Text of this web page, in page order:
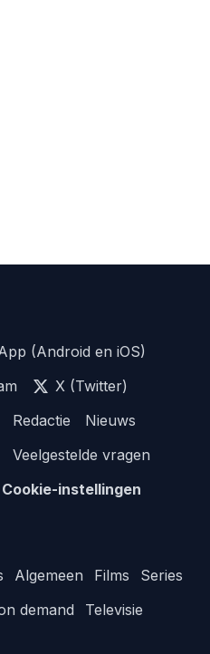
(Android en iOS)
X (Twitter)
Redactie
Nieuws
Veelgestelde vragen
Cookie-instellingen
Algemeen Films
Series
demand
Televisie